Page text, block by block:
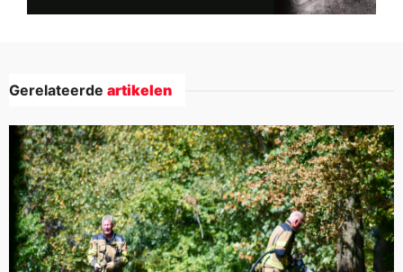
Gerelateerde artikelen